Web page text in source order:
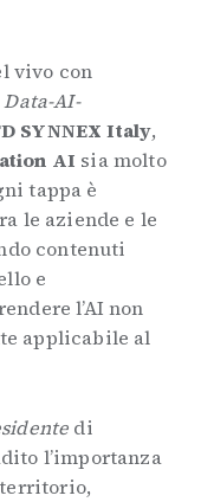
vivo con
Data-AI-
SYNNEX Italy,
AI sia molto
tappa è
le aziende e le
contenuti
e
l’AI non
applicabile al
di
l’importanza